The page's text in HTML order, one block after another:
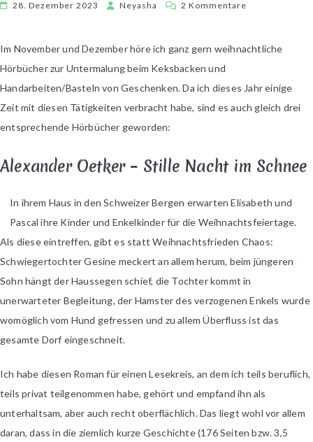
28. Dezember 2023 Neyasha 2 Kommentare
Hörbücher
Im November und Dezember höre ich ganz gern weihnachtliche
Hörbücher zur Untermalung beim Keksbacken und
Handarbeiten/Basteln von Geschenken. Da ich dieses Jahr einige
Zeit mit diesen Tätigkeiten verbracht habe, sind es auch gleich drei
entsprechende Hörbücher geworden:
Alexander Oetker – Stille Nacht im Schnee
In ihrem Haus in den Schweizer Bergen erwarten Elisabeth und
Pascal ihre Kinder und Enkelkinder für die Weihnachtsfeiertage.
Als diese eintreffen, gibt es statt Weihnachtsfrieden Chaos:
Schwiegertochter Gesine meckert an allem herum, beim jüngeren
Sohn hängt der Haussegen schief, die Tochter kommt in
unerwarteter Begleitung, der Hamster des verzogenen Enkels wurde
womöglich vom Hund gefressen und zu allem Überfluss ist das
gesamte Dorf eingeschneit.
Ich habe diesen Roman für einen Lesekreis, an dem ich teils beruflich,
teils privat teilgenommen habe, gehört und empfand ihn als
unterhaltsam, aber auch recht oberflächlich. Das liegt wohl vor allem
daran, dass in die ziemlich kurze Geschichte (176 Seiten bzw. 3,5